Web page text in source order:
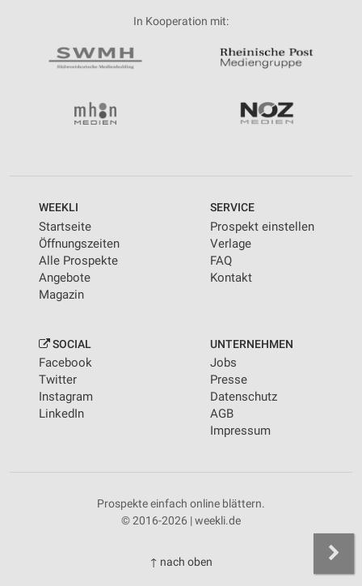
In Kooperation mit:
WEEKLI
Startseite
Öffnungszeiten
Alle Prospekte
Angebote
Magazin
SERVICE
Prospekt einstellen
Verlage
FAQ
Kontakt
SOCIAL
Facebook
Twitter
Instagram
LinkedIn
UNTERNEHMEN
Jobs
Presse
Datenschutz
AGB
Impressum
Prospekte einfach online blättern.
© 2016-2026 | weekli.de
↑ nach oben